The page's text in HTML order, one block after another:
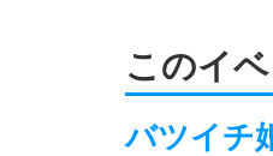
このイ
バツイチ